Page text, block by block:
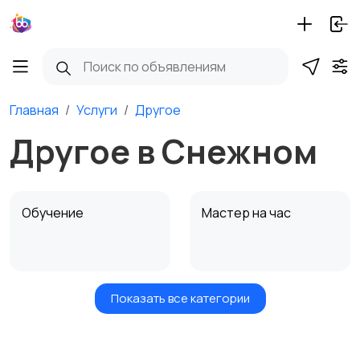
Главная Услуги Другое
Другое в Снежном
Обучение Мастер на час
Красота и здоровье
Транспорт,
Показать все категории